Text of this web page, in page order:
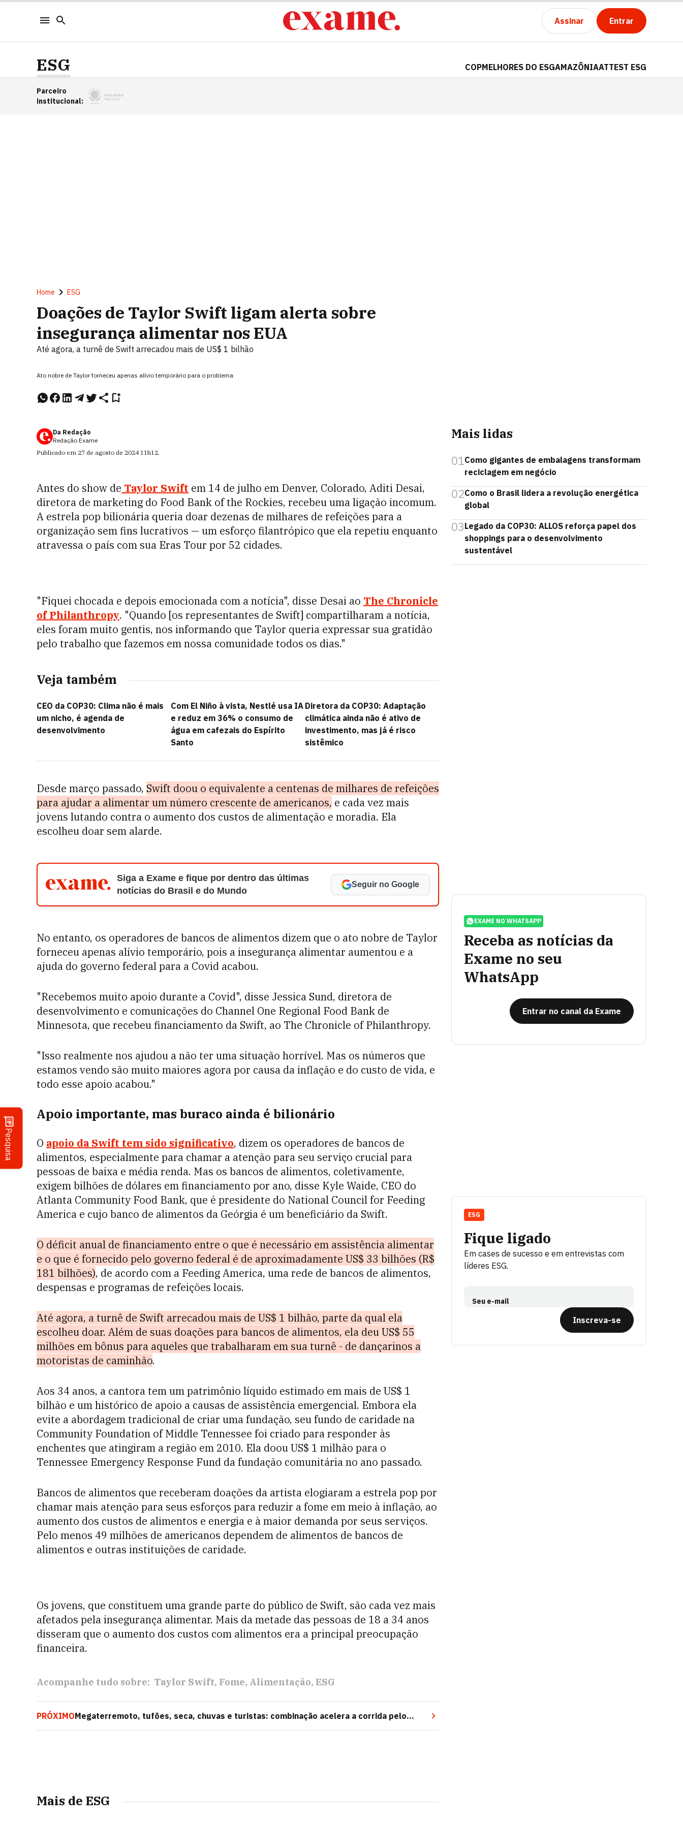
Assinar Entrar
Pesquisa
ESG COPMELHORES DO ESGAMAZÔNIAATTEST ESG
Parceiro
institucional:
Home ESG
Doações de Taylor Swift ligam alerta sobre
insegurança alimentar nos EUA
Até agora, a turnê de Swift arrecadou mais de US$ 1 bilhão
Ato nobre de Taylor forneceu apenas alívio temporário para o problema
Da Redação
Redação Exame
Publicado em 27 de agosto de 2024 11h12.
Antes do show de Taylor Swift em 14 de julho em Denver, Colorado, Aditi Desai,
diretora de marketing do Food Bank of the Rockies, recebeu uma ligação incomum.
A estrela pop bilionária queria doar dezenas de milhares de refeições para a
organização sem fins lucrativos — um esforço filantrópico que ela repetiu enquanto
atravessa o país com sua Eras Tour por 52 cidades.
"Fiquei chocada e depois emocionada com a notícia", disse Desai ao The Chronicle
of Philanthropy. "Quando [os representantes de Swift] compartilharam a notícia,
eles foram muito gentis, nos informando que Taylor queria expressar sua gratidão
pelo trabalho que fazemos em nossa comunidade todos os dias."
Veja também
CEO da COP30: Clima não é mais
um nicho, é agenda de
desenvolvimento
Com El Niño à vista, Nestlé usa IA
e reduz em 36% o consumo de
água em cafezais do Espírito
Santo
Diretora da COP30: Adaptação
climática ainda não é ativo de
investimento, mas já é risco
sistêmico
Desde março passado, Swift doou o equivalente a centenas de milhares de refeições
para ajudar a alimentar um número crescente de americanos, e cada vez mais
jovens lutando contra o aumento dos custos de alimentação e moradia. Ela
escolheu doar sem alarde.
Siga a Exame e fique por dentro das últimas
notícias do Brasil e do Mundo
Seguir no Google
No entanto, os operadores de bancos de alimentos dizem que o ato nobre de Taylor
forneceu apenas alívio temporário, pois a insegurança alimentar aumentou e a
ajuda do governo federal para a Covid acabou.
"Recebemos muito apoio durante a Covid", disse Jessica Sund, diretora de
desenvolvimento e comunicações do Channel One Regional Food Bank de
Minnesota, que recebeu financiamento da Swift, ao The Chronicle of Philanthropy.
"Isso realmente nos ajudou a não ter uma situação horrível. Mas os números que
estamos vendo são muito maiores agora por causa da inflação e do custo de vida, e
todo esse apoio acabou."
Apoio importante, mas buraco ainda é bilionário
O apoio da Swift tem sido significativo, dizem os operadores de bancos de
alimentos, especialmente para chamar a atenção para seu serviço crucial para
pessoas de baixa e média renda. Mas os bancos de alimentos, coletivamente,
exigem bilhões de dólares em financiamento por ano, disse Kyle Waide, CEO do
Atlanta Community Food Bank, que é presidente do National Council for Feeding
America e cujo banco de alimentos da Geórgia é um beneficiário da Swift.
O déficit anual de financiamento entre o que é necessário em assistência alimentar
e o que é fornecido pelo governo federal é de aproximadamente US$ 33 bilhões (R$
181 bilhões), de acordo com a Feeding America, uma rede de bancos de alimentos,
despensas e programas de refeições locais.
Até agora, a turnê de Swift arrecadou mais de US$ 1 bilhão, parte da qual ela
escolheu doar. Além de suas doações para bancos de alimentos, ela deu US$ 55
milhões em bônus para aqueles que trabalharam em sua turnê - de dançarinos a
motoristas de caminhão.
Aos 34 anos, a cantora tem um patrimônio líquido estimado em mais de US$ 1
bilhão e um histórico de apoio a causas de assistência emergencial. Embora ela
evite a abordagem tradicional de criar uma fundação, seu fundo de caridade na
Community Foundation of Middle Tennessee foi criado para responder às
enchentes que atingiram a região em 2010. Ela doou US$ 1 milhão para o
Tennessee Emergency Response Fund da fundação comunitária no ano passado.
Bancos de alimentos que receberam doações da artista elogiaram a estrela pop por
chamar mais atenção para seus esforços para reduzir a fome em meio à inflação, ao
aumento dos custos de alimentos e energia e à maior demanda por seus serviços.
Pelo menos 49 milhões de americanos dependem de alimentos de bancos de
alimentos e outras instituições de caridade.
Os jovens, que constituem uma grande parte do público de Swift, são cada vez mais
afetados pela insegurança alimentar. Mais da metade das pessoas de 18 a 34 anos
disseram que o aumento dos custos com alimentos era a principal preocupação
financeira.
Acompanhe tudo sobre: Taylor Swift Fome Alimentação ESG
PRÓXIMOMegaterremoto, tufões, seca, chuvas e turistas: combinação acelera a corrida pelo
arroz no Japão
Mais de ESG
Mais lidas
01Como gigantes de embalagens transformam
reciclagem em negócio
02Como o Brasil lidera a revolução energética
global
03Legado da COP30: ALLOS reforça papel dos
shoppings para o desenvolvimento
sustentável
EXAME NO WHATSAPP
Receba as notícias da
Exame no seu
WhatsApp
Entrar no canal da Exame
Fique ligado
Em cases de sucesso e em entrevistas com
líderes ESG.
Seu e-mail
Inscreva-se
ESG